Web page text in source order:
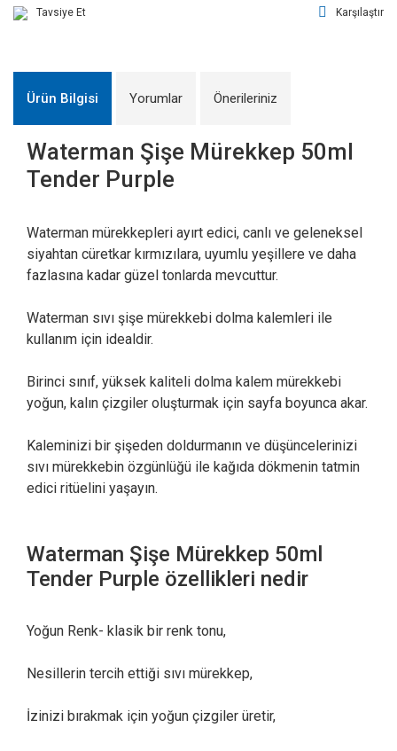
Tavsiye Et
Karşılaştır
Ürün Bilgisi Yorumlar Önerileriniz
Waterman Şişe Mürekkep 50ml
Tender Purple
Waterman mürekkepleri ayırt edici, canlı ve geleneksel
siyahtan cüretkar kırmızılara, uyumlu yeşillere ve daha
fazlasına kadar güzel tonlarda mevcuttur.
Waterman sıvı şişe mürekkebi dolma kalemleri ile
kullanım için idealdir.
Birinci sınıf, yüksek kaliteli dolma kalem mürekkebi
yoğun, kalın çizgiler oluşturmak için sayfa boyunca akar.
Kaleminizi bir şişeden doldurmanın ve düşüncelerinizi
sıvı mürekkebin özgünlüğü ile kağıda dökmenin tatmin
edici ritüelini yaşayın.
Waterman Şişe Mürekkep 50ml
Tender Purple özellikleri nedir
Yoğun Renk- klasik bir renk tonu,
Nesillerin tercih ettiği sıvı mürekkep,
İzinizi bırakmak için yoğun çizgiler üretir,